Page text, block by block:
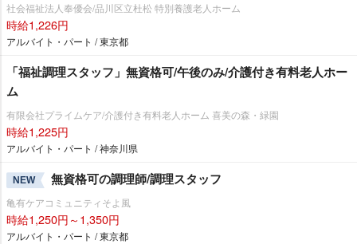
社会福祉法人奉優会/品川区立杜松 特別養護老人ホーム
時給1,226円
アルバイト・パート / 東京都
「福祉調理スタッフ」無資格可/午後のみ/介護付き有料老人ホー
ム
有限会社プライムケア/介護付き有料老人ホーム 喜美の森・緑園
時給1,225円
アルバイト・パート / 神奈川県
NEW 無資格可の調理師/調理スタッフ
亀有ケアコミュニティそよ風
時給1,250円～1,350円
アルバイト・パート / 東京都